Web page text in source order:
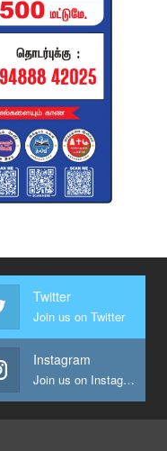
Twitter
Join us on Twitter
Instagram
Join us on Instagram